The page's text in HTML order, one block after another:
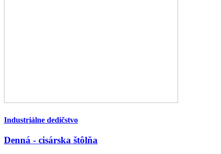
Industriálne dedičstvo
Denná - cisárska štôlňa